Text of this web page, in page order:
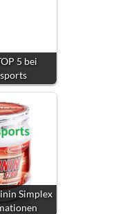
5 bei
Simplex